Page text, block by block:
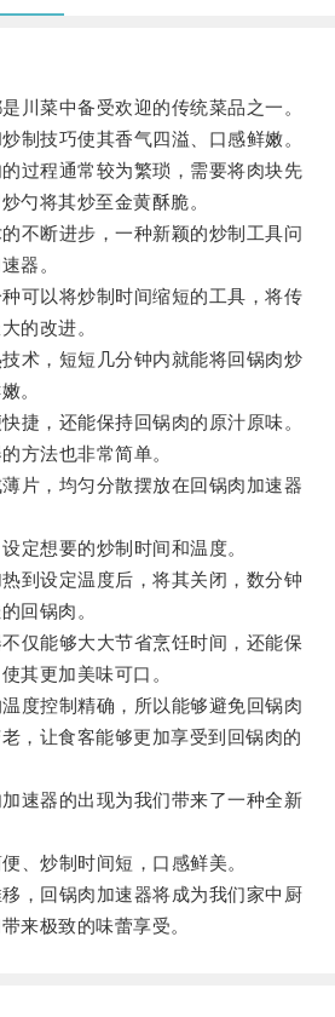
菜中备受欢迎的传统菜品之一。
技巧使其香气四溢、口感鲜嫩。
程通常较为繁琐，需要将肉块先
勺将其炒至金黄酥脆。
断进步，一种新颖的炒制工具问
器。
以将炒制时间缩短的工具，将传
的改进。
，短短几分钟内就能将回锅肉炒
。
，还能保持回锅肉的原汁原味。
法也非常简单。
，均匀分散摆放在回锅肉加速器
想要的炒制时间和温度。
设定温度后，将其关闭，数分钟
回锅肉。
能够大大节省烹饪时间，还能保
其更加美味可口。
控制精确，所以能够避免回锅肉
，让食客能够更加享受到回锅肉的
器的出现为我们带来了一种全新
炒制时间短，口感鲜美。
回锅肉加速器将成为我们家中厨
来极致的味蕾享受。